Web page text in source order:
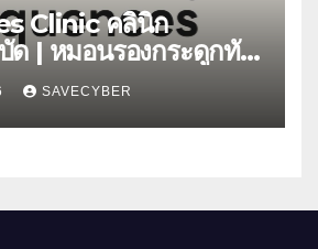
Clinic คลินิก
ด | หมอนรองกระดูกทับ
SAVECYBER